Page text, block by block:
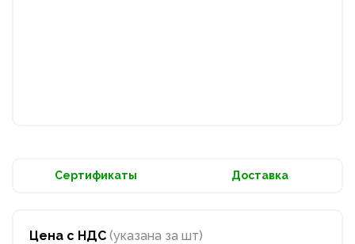
Сертификаты Доставка
Цена с НДС (указана за шт)